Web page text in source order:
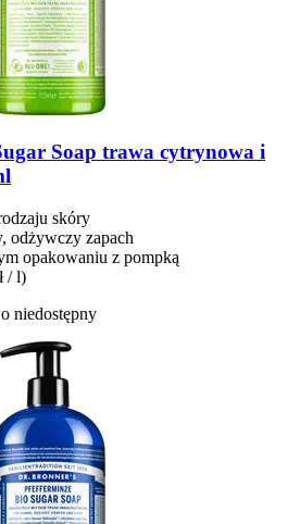
Soap trawa cytrynowa i
skóry
odżywczy zapach
opakowaniu z pompką
/ l)
niedostępny